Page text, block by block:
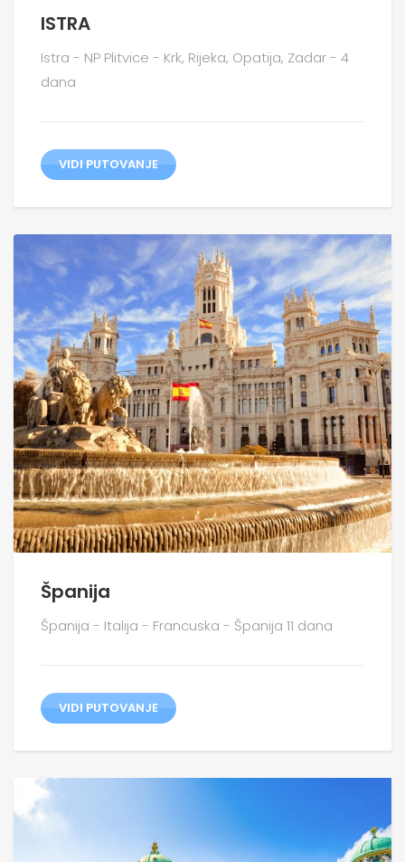
ISTRA
Istra - NP Plitvice - Krk, Rijeka, Opatija, Zadar - 4
dana
VIDI PUTOVANJE
Španija
Španija - Italija - Francuska - Španija 11 dana
VIDI PUTOVANJE